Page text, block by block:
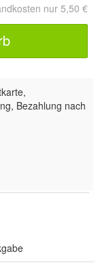
nur 5,50 €
Bezahlung nach